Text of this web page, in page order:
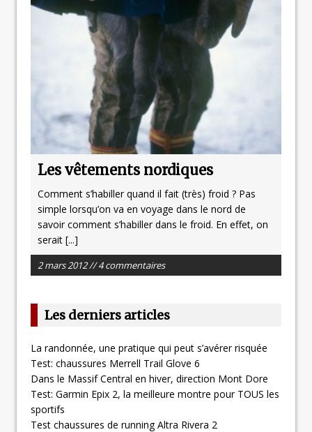
Les vêtements nordiques
Comment s’habiller quand il fait (très) froid ? Pas
simple lorsqu’on va en voyage dans le nord de
savoir comment s’habiller dans le froid. En effet, on
serait [...]
2 mars 2012 // 4 commentaires
Les derniers articles
La randonnée, une pratique qui peut s’avérer risquée
Test: chaussures Merrell Trail Glove 6
Dans le Massif Central en hiver, direction Mont Dore
Test: Garmin Epix 2, la meilleure montre pour TOUS les
sportifs
Test chaussures de running Altra Rivera 2